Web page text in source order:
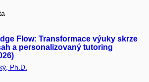
Flow: Transformace výuky skrze
a personalizovaný tutoring
Ph.D.